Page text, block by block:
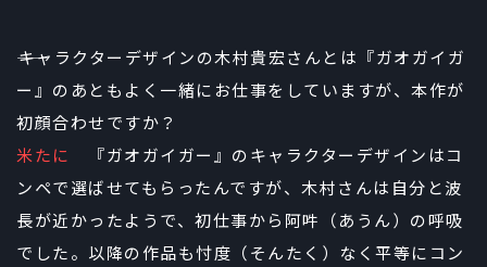
――キャラクターデザインの木村貴宏さんとは『ガオガイガ
ー』のあともよく一緒にお仕事をしていますが、本作が
初顔合わせですか？
米たに
『ガオガイガー』のキャラクターデザインはコ
ンペで選ばせてもらったんですが、木村さんは自分と波
長が近かったようで、初仕事から阿吽（あうん）の呼吸
でした。以降の作品も忖度（そんたく）なく平等にコン